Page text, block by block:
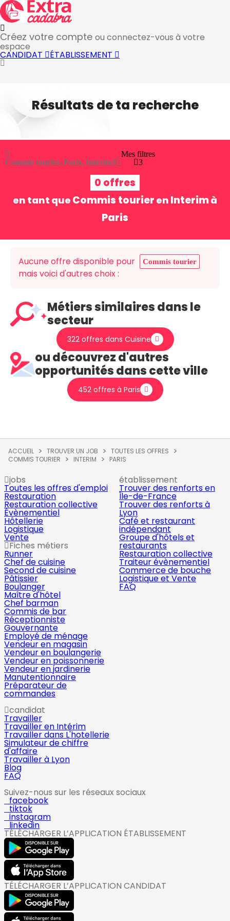
Créez votre compte ou connectez-vous à votre
espace
CANDIDAT ÉTABLISSEMENT
Résultats de ta recherche
Commis tourier, Paris, Interim3
Mes filtres
3
0 offres
en tant que Commis tourier en Interimà
Paris
Aucune offre disponible pour Commis tourier
mais voici d'autres choix :
Métiers similaires dans le
secteur
322 offres dans Cuisine
ou découvrez d'autres
opportunités dans cette ville
452 offres à Paris
ACCUEIL TROUVER UN JOB
TOUTES LES OFFRES
COMMIS TOURIER
INTERIM PARIS
jobs
Toutes les offres d'emploi
Restauration
Restauration collective
Évènementiel
Hôtellerie
Logistique
Vente
Fiches métiers
Runner
Chef de cuisine
Second de cuisine
Pâtissier
Boulanger
Maître d'hôtel
Chef barman
Commis de bar
Réceptionniste
Gouvernante
Employé de ménage
Vendeur en magasin
Vendeur en boulangerie
Vendeur en poissonnerie
Vendeur en jardinerie
Manutentionnaire
Préparateur de
commandes
établissement
Trouver des renforts en
Île-de-France
Trouver des renforts à
Lyon
Café et restaurant
indépendant
Groupe d'hôtels et
restaurants
Restauration collective
Traiteur évènementiel
Commerce de bouche
Logistique et Vente
FAQ
candidat
Travailler
Travailler en Intérim
Travailler dans L'hotellerie
Simulateur de chiffre
d'affaire
Travailler à Lyon
Blog
FAQ
Suivez-nous sur les réseaux sociaux
facebook
tiktok
instagram
linkedin
TÉLÉCHARGER L’APPLICATION ÉTABLISSEMENT
TÉLÉCHARGER L’APPLICATION CANDIDAT